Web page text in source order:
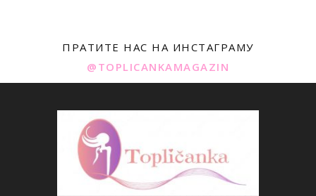
ПРАТИТЕ НАС НА ИНСТАГРАМУ
@TOPLICANKAMAGAZIN